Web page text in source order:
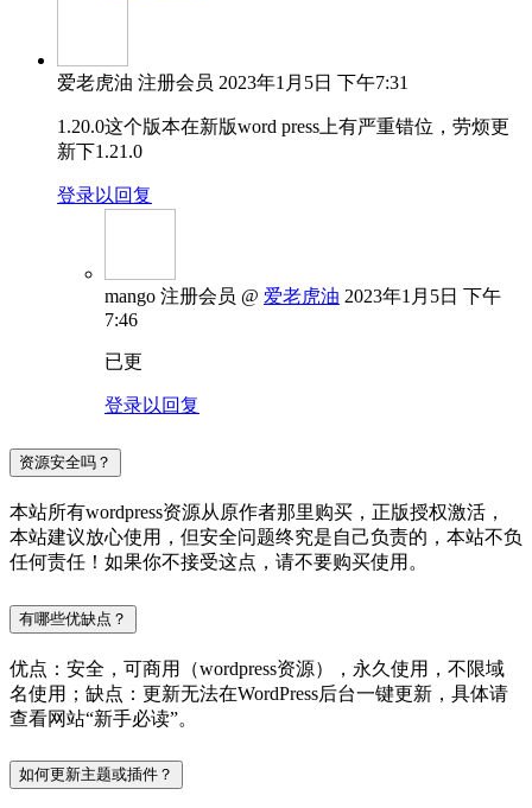
爱老虎油 注册会员 2023年1月5日 下午7:31
1.20.0这个版本在新版word press上有严重错位，劳烦更
新下1.21.0
登录以回复
mango 注册会员 @ 爱老虎油 2023年1月5日 下午
7:46
已更
登录以回复
资源安全吗？
本站所有wordpress资源从原作者那里购买，正版授权激活，
本站建议放心使用，但安全问题终究是自己负责的，本站不负
任何责任！如果你不接受这点，请不要购买使用。
有哪些优缺点？
优点：安全，可商用（wordpress资源），永久使用，不限域
名使用；缺点：更新无法在WordPress后台一键更新，具体请
查看网站“新手必读”。
如何更新主题或插件？